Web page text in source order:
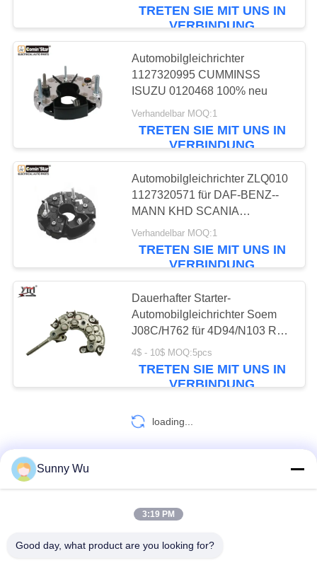
SITEMAP
DATENSCHUTZRICHTLINIE
TRETEN SIE MIT UNS IN
VERBINDUNG
Automobilgleichrichter
1127320995 CUMMINSS
ISUZU 0120468 100% neu
Verhandelbar MOQ:1
TRETEN SIE MIT UNS IN
VERBINDUNG
Automobilgleichrichter ZLQ010
1127320571 für DAF-BENZ--
MANN KHD SCANIA
CUMMINS-DEUTZ IVECO
Verhandelbar MOQ:1
TRETEN SIE MIT UNS IN
VERBINDUNG
Dauerhafter Starter-
Automobilgleichrichter Soem
J08C/H762 für 4D94/N103 R60
- 7
4$ - 10$ MOQ:5pcs
TRETEN SIE MIT UNS IN
VERBINDUNG
loading...
Sunny Wu
3:19 PM
Good day, what product are you looking for?